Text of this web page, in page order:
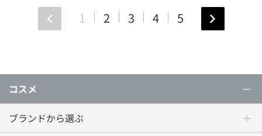
コスメ
ブランドから選ぶ
1 2 3 4 5